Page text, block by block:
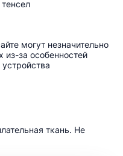
могут незначительно
из-за особенностей
ткань. Не